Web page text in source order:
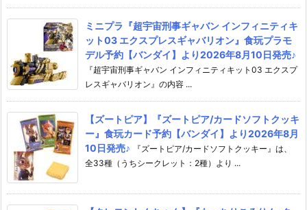
ミニプラ『超宇宙刑事ギャバン インフィニティキ
ット03 エクスプレスギャバリオン』食玩プラモ
デル予約【バンダイ】より2026年8月10日発売♪
『超宇宙刑事ギャバン インフィニティキット03 エクスプ
レスギャバリオン』の内容 ...
【ズートピア】『ズートピア/カードソフトクッキ
ー』食玩カード予約【バンダイ】より2026年8月
10日発売♪
『ズートピア/カードソフトクッキー』は、
全33種（うちシークレット：2種）より ...